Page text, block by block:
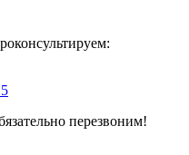
перезвоним!